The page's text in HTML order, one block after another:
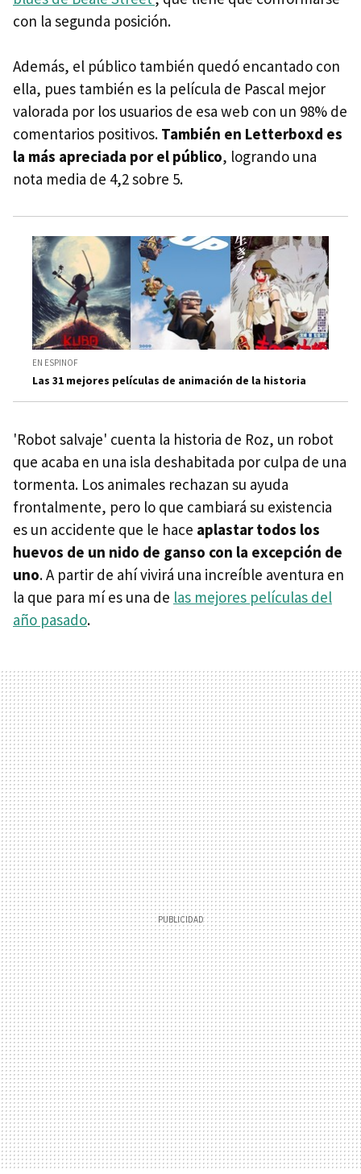
con la segunda posición.
Además, el público también quedó encantado con
ella, pues también es la película de Pascal mejor
valorada por los usuarios de esa web con un 98% de
comentarios positivos. También en Letterboxd es
la más apreciada por el público, logrando una
nota media de 4,2 sobre 5.
EN ESPINOF
Las 31 mejores películas de animación de la historia
'Robot salvaje' cuenta la historia de Roz, un robot
que acaba en una isla deshabitada por culpa de una
tormenta. Los animales rechazan su ayuda
frontalmente, pero lo que cambiará su existencia
es un accidente que le hace aplastar todos los
huevos de un nido de ganso con la excepción de
uno. A partir de ahí vivirá una increíble aventura en
la que para mí es una de las mejores películas del
año pasado.